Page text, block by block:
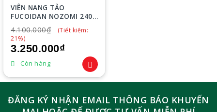
VIÊN NANG TẢO
FUCOIDAN NOZOMI 240
4.100.000₫
(Tiết kiệm:
21%)
3.250.000₫
Còn hàng
ĐĂNG KÝ NHẬN EMAIL THÔNG BÁO KHUYẾN